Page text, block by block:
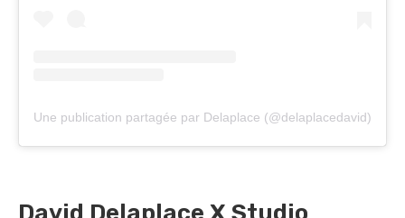
Une publication partagée par Delaplace (@delaplacedavid)